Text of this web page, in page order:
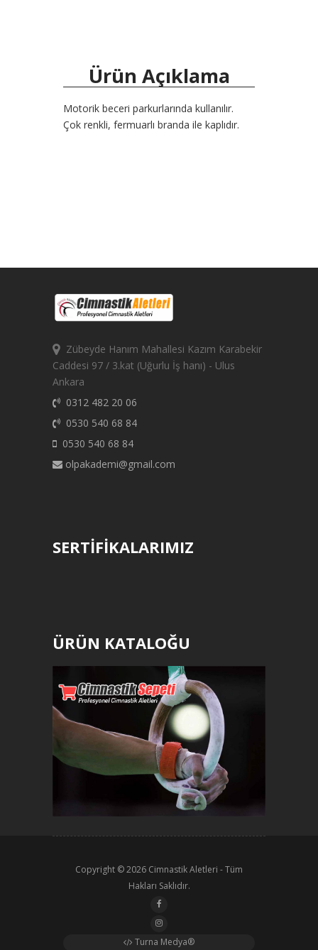
Ürün Açıklama
Motorik beceri parkurlarında kullanılır.
Çok renkli, fermuarlı branda ile kaplıdır.
Zübeyde Hanım Mahallesi Kazım Karabekir
Caddesi 97 / 3.kat (Uğurlu İş hanı) - Ulus
Ankara
0312 482 20 06
0530 540 68 84
0530 540 68 84
olpakademi@gmail.com
SERTİFİKALARIMIZ
ÜRÜN KATALOĞU
Copyright © 2026 Cimnastik Aletleri - Tüm
Hakları Saklıdır.
Turna Medya®